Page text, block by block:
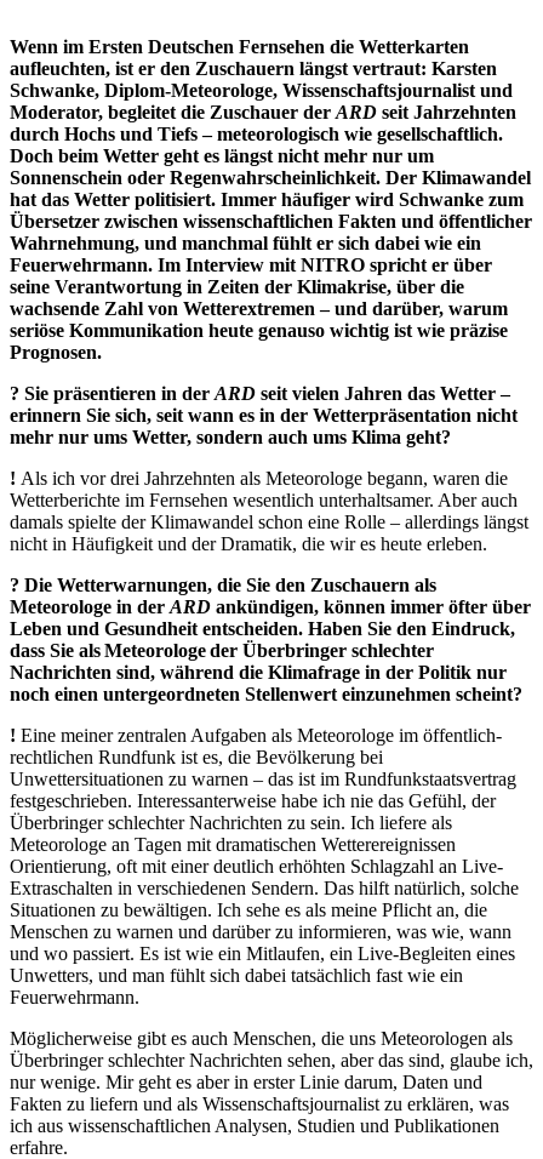
Wenn im Ersten Deutschen Fernsehen die Wetterkarten
aufleuchten, ist er den Zuschauern längst vertraut: Karsten
Schwanke, Diplom-Meteorologe, Wissenschaftsjournalist und
Moderator, begleitet die Zuschauer der ARD seit Jahrzehnten
durch Hochs und Tiefs – meteorologisch wie gesellschaftlich.
Doch beim Wetter geht es längst nicht mehr nur um
Sonnenschein oder Regenwahrscheinlichkeit. Der Klimawandel
hat das Wetter politisiert. Immer häufiger wird Schwanke zum
Übersetzer zwischen wissenschaftlichen Fakten und öffentlicher
Wahrnehmung, und manchmal fühlt er sich dabei wie ein
Feuerwehrmann. Im Interview mit NITRO spricht er über
seine Verantwortung in Zeiten der Klimakrise, über die
wachsende Zahl von Wetterextremen – und darüber, warum
seriöse Kommunikation heute genauso wichtig ist wie präzise
Prognosen.
? Sie präsentieren in der ARD seit vielen Jahren das Wetter –
erinnern Sie sich, seit wann es in der Wetterpräsentation nicht
mehr nur ums Wetter, sondern auch ums Klima geht?
! Als ich vor drei Jahrzehnten als Meteorologe begann, waren die
Wetterberichte im Fernsehen wesentlich unterhaltsamer. Aber auch
damals spielte der Klimawandel schon eine Rolle – allerdings längst
nicht in Häufigkeit und der Dramatik, die wir es heute erleben.
? Die Wetterwarnungen, die Sie den Zuschauern als
Meteorologe in der ARD ankündigen, können immer öfter über
Leben und Gesundheit entscheiden. Haben Sie den Eindruck,
dass Sie als Meteorologe der Überbringer schlechter
Nachrichten sind, während die Klimafrage in der Politik nur
noch einen untergeordneten Stellenwert einzunehmen scheint?
! Eine meiner zentralen Aufgaben als Meteorologe im öffentlich-
rechtlichen Rundfunk ist es, die Bevölkerung bei
Unwettersituationen zu warnen – das ist im Rundfunkstaatsvertrag
festgeschrieben. Interessanterweise habe ich nie das Gefühl, der
Überbringer schlechter Nachrichten zu sein. Ich liefere als
Meteorologe an Tagen mit dramatischen Wetterereignissen
Orientierung, oft mit einer deutlich erhöhten Schlagzahl an Live-
Extraschalten in verschiedenen Sendern. Das hilft natürlich, solche
Situationen zu bewältigen. Ich sehe es als meine Pflicht an, die
Menschen zu warnen und darüber zu informieren, was wie, wann
und wo passiert. Es ist wie ein Mitlaufen, ein Live-Begleiten eines
Unwetters, und man fühlt sich dabei tatsächlich fast wie ein
Feuerwehrmann.
Möglicherweise gibt es auch Menschen, die uns Meteorologen als
Überbringer schlechter Nachrichten sehen, aber das sind, glaube ich,
nur wenige. Mir geht es aber in erster Linie darum, Daten und
Fakten zu liefern und als Wissenschaftsjournalist zu erklären, was
ich aus wissenschaftlichen Analysen, Studien und Publikationen
erfahre.